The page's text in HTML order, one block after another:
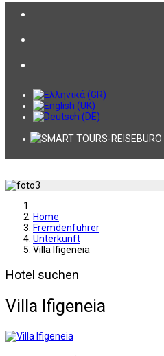
Home
Fremdenführer
Unterkunft
Villa Ifigeneia
Hotel suchen
Villa Ifigeneia